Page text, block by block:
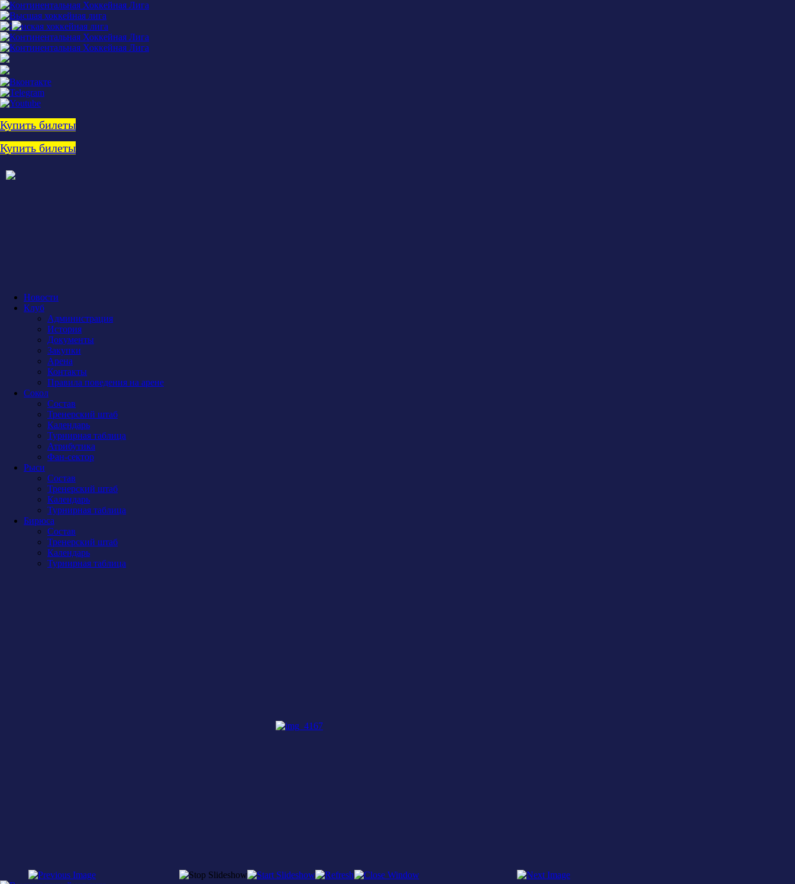
Купить билеты
Купить билеты
Новости
Клуб
Администрация
История
Документы
Закупки
Арена
Контакты
Правила поведения на арене
Сокол
Состав
Тренерский штаб
Календарь
Турнирная таблица
Атрибутика
Фан-сектор
Рыси
Состав
Тренерский штаб
Календарь
Турнирная таблица
Бирюса
Состав
Тренерский штаб
Календарь
Турнирная таблица